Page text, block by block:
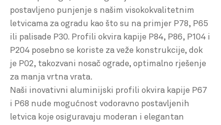
postavljeno punjenje s našim visokokvalitetnim
letvicama za ogradu kao što su na primjer P78, P65
ili palisade P30. Profili okvira kapije P84, P86, P104 i
P204 posebno se koriste za veže konstrukcije, dok
je P02, takozvani nosač ograde, optimalno rješenje
za manja vrtna vrata.
Naši inovativni aluminijski profili okvira kapije P67
i P68 nude mogućnost vodoravno postavljenih
letvica koje osiguravaju moderan i elegantan